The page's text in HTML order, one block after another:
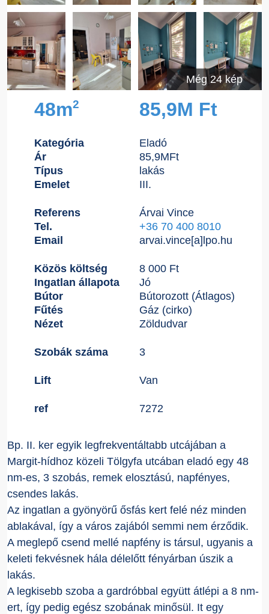
Még 24 kép
48m2 85,9M Ft
Kategória
Eladó
Ár
85,9MFt
Típus
lakás
Emelet
III.
Referens
Árvai Vince
Tel.
+36 70 400 8010
Email
arvai.vince[a]lpo.hu
Közös költség
8 000 Ft
Ingatlan állapota
Jó
Bútor
Bútorozott (Átlagos)
Fűtés
Gáz (cirko)
Nézet
Zöldudvar
Szobák száma 3
Lift Van
ref 7272
Bp. II. ker egyik legfrekventáltabb utcájában a
Margit-hídhoz közeli Tölgyfa utcában eladó egy 48
nm-es, 3 szobás, remek elosztású, napfényes,
csendes lakás.
Az ingatlan a gyönyörű ősfás kert felé néz minden
ablakával, így a város zajából semmi nem érződik.
A meglepő csend mellé napfény is társul, ugyanis a
keleti fekvésnek hála délelőtt fényárban úszik a
lakás.
A legkisebb szoba a gardróbbal együtt átlépi a 8 nm-
ert, így pedig egész szobának minősül. It egy